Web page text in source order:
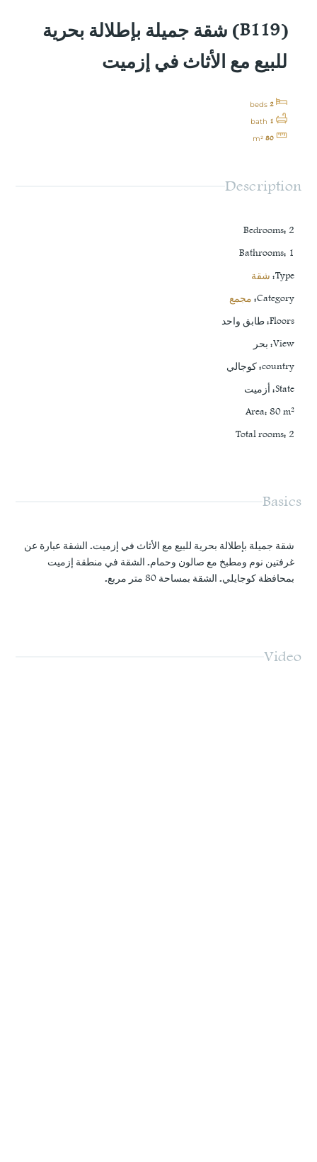
(B119) شقة جميلة بإطلالة بحرية
للبيع مع الأثاث في إزميت
2
beds
1
bath
80
m²
Description
Bedrooms: 2
Bathrooms: 1
Type
: شقة
Category
: مجمع
Floors
:طابق واحد
View
: بحر
country
:كوجالي
State
: أزميت
Area: 80m²
Total rooms: 2
Basics
شقة جميلة بإطلالة بحرية للبيع مع الأثاث في إزميت. الشقة عبارة عن
غرفتين نوم ومطبخ مع صالون وحمام. الشقة في منطقة إزميت
بمحافظة كوجايلي. الشقة بمساحة 80 متر مربع.
Video